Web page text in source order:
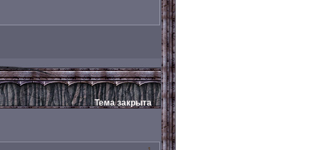
Тема закрыта